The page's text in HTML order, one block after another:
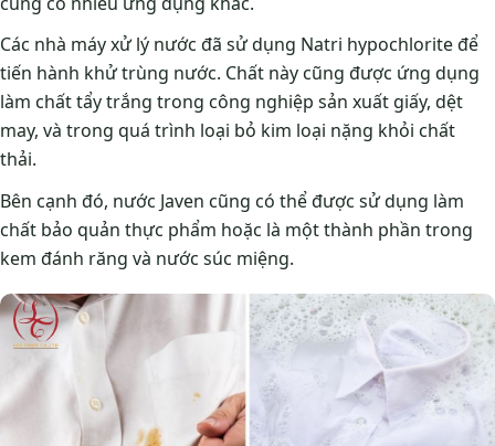
Các nhà máy xử lý nước đã sử dụng Natri hypochlorite để
tiến hành khử trùng nước. Chất này cũng được ứng dụng
làm chất tẩy trắng trong công nghiệp sản xuất giấy, dệt
may, và trong quá trình loại bỏ kim loại nặng khỏi chất
thải.
Bên cạnh đó, nước Javen cũng có thể được sử dụng làm
chất bảo quản thực phẩm hoặc là một thành phần trong
kem đánh răng và nước súc miệng.